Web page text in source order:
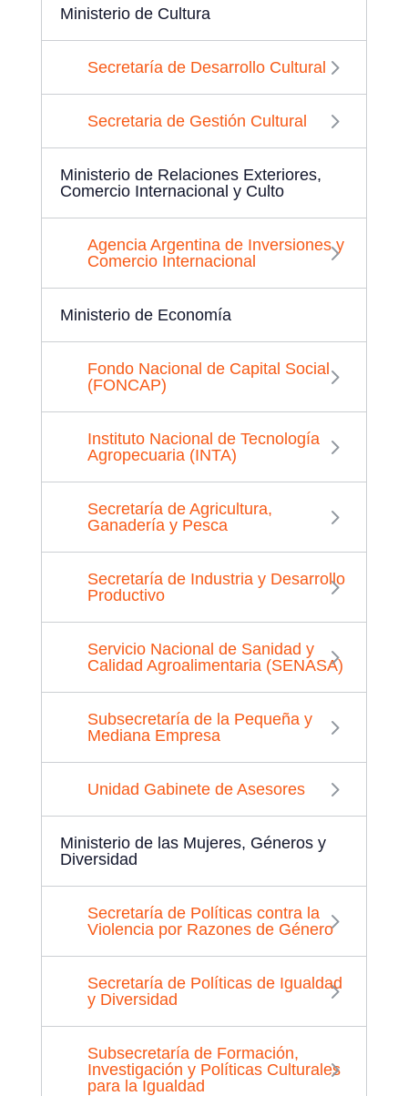
Ministerio de Cultura
Secretaría de Desarrollo Cultural
Secretaria de Gestión Cultural
Ministerio de Relaciones Exteriores,
Comercio Internacional y Culto
Agencia Argentina de Inversiones y
Comercio Internacional
Ministerio de Economía
Fondo Nacional de Capital Social
(FONCAP)
Instituto Nacional de Tecnología
Agropecuaria (INTA)
Secretaría de Agricultura,
Ganadería y Pesca
Secretaría de Industria y Desarrollo
Productivo
Servicio Nacional de Sanidad y
Calidad Agroalimentaria (SENASA)
Subsecretaría de la Pequeña y
Mediana Empresa
Unidad Gabinete de Asesores
Ministerio de las Mujeres, Géneros y
Diversidad
Secretaría de Políticas contra la
Violencia por Razones de Género
Secretaría de Políticas de Igualdad
y Diversidad
Subsecretaría de Formación,
Investigación y Políticas Culturales
para la Igualdad